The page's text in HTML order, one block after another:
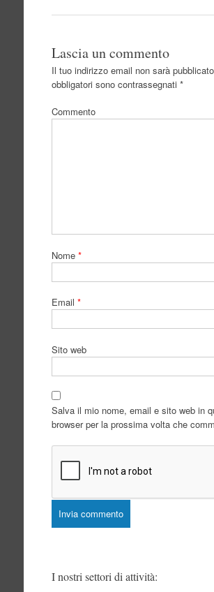
Lascia un commento
Il tuo indirizzo email non sarà
obbligatori sono contrassegnati *
Commento
Nome *
Email *
Sito web
Salva il mio nome, email e sito web in
browser per la prossima volta che
I nostri settori di attività: